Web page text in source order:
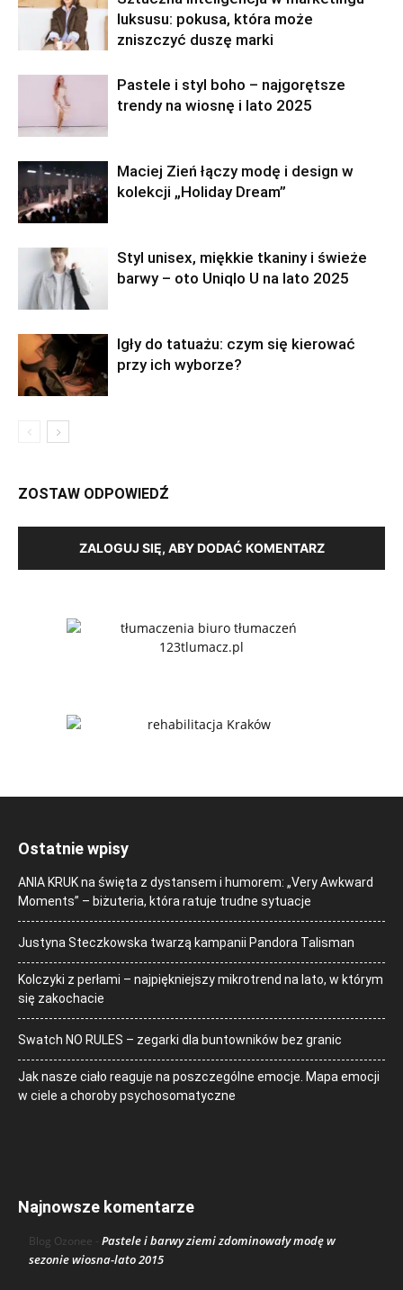
luksusu: pokusa, która może
zniszczyć duszę marki
Pastele i styl boho – najgorętsze
trendy na wiosnę i lato 2025
Maciej Zień łączy modę i design w
kolekcji „Holiday Dream”
Styl unisex, miękkie tkaniny i świeże
barwy – oto Uniqlo U na lato 2025
Igły do tatuażu: czym się kierować
przy ich wyborze?
ZOSTAW ODPOWIEDŹ
ZALOGUJ SIĘ, ABY DODAĆ KOMENTARZ
Ostatnie wpisy
ANIA KRUK na święta z dystansem i humorem: „Very Awkward
Moments” – biżuteria, która ratuje trudne sytuacje
Justyna Steczkowska twarzą kampanii Pandora Talisman
Kolczyki z perłami – najpiękniejszy mikrotrend na lato, w którym
się zakochacie
Swatch NO RULES – zegarki dla buntowników bez granic
Jak nasze ciało reaguje na poszczególne emocje. Mapa emocji
w ciele a choroby psychosomatyczne
Najnowsze komentarze
Blog Ozonee - Pastele i barwy ziemi zdominowały modę w
sezonie wiosna-lato 2015